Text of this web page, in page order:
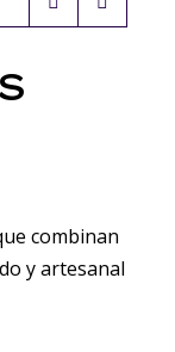
combinan
y artesanal